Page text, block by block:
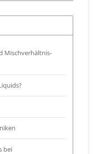
Mischverhältnis-
bei